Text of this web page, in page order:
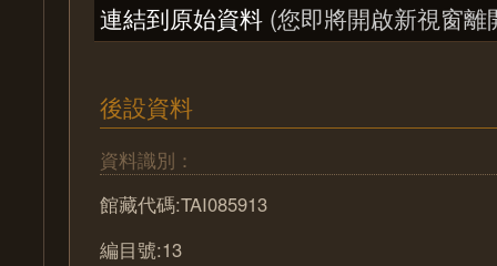
連結到原始資料 (您即將開啟新視窗離
後設資料
資料識別：
館藏代碼:TAI085913
編目號:13